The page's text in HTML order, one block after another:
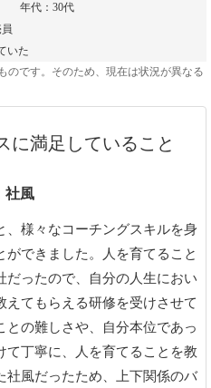
年代：30代
いた
のです。そのため、現在は状況が異なる
に満足していること
社風
、様々なコーチングスキルを身
できました。人を育てること
だったので、自分の人生におい
てもらえる研修を受けさせて
との難しさや、自分本位であっ
て丁寧に、人を育てることを教
社風だったため、上下関係のバ